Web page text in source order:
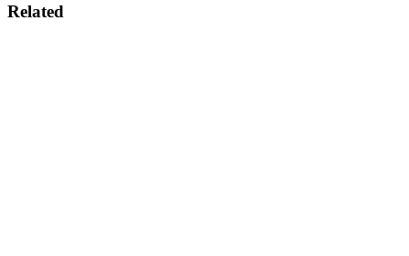
Related